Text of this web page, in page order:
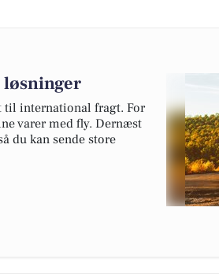
til international fragt. For
varer med fly. Dernæst
du kan sende store